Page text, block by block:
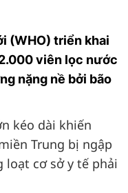
(WHO) triển khai
viên lọc nước
nặng nề bởi bão
kéo dài khiến
Trung bị ngập
loạt cơ sở y tế phải